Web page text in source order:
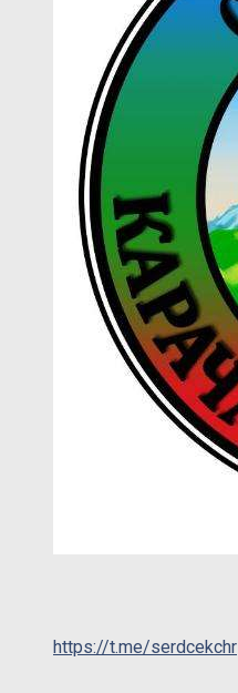
https://t.me/serdcekchr